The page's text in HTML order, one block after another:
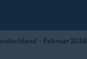
- Februar 2018